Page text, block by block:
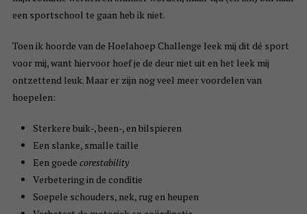
een sportschool te gaan heb ik niet.
Toen ik hoorde van de Hoelahoep Challenge leek mij dit dé sport
voor mij, want hiervoor hoef je de deur niet uit en het leek mij
ontzettend leuk. Maar er zijn nog veel meer voordelen van
hoepelen:
Sterkere buik-, been-, en bilspieren
Een slanke, smalle taille
Een goede corestability
Verbetering in de conditie
Soepele schouders, nek, rug en heupen